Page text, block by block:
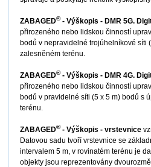
ZABAGED®- Výškopis - DMR 5G.
přirozeného nebo lidskou činností
bodů v nepravidelné trojúhelníkové síti
zalesněném terénu.
ZABAGED®- Výškopis - DMR 4G.
přirozeného nebo lidskou činností
bodů v pravidelné síti (5 x 5 m) bodů s
terénu.
ZABAGED®- Výškopis - vrstevnice
Datovou sadu tvoří vrstevnice se
intervalem 5 m, v rovinatém terénu je
objekty jsou reprezentovány